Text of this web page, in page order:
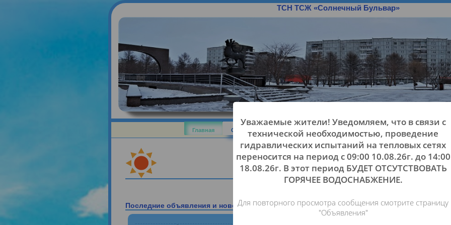
ТСН ТСЖ «Солнечный Бульвар»
Главная Объявления Новости Должники Обращения
Главная
Последние объявления и новости /Все объявления >> /Все новости >>
Уважаемые жители! Уведомляем, что в
технической необходимостью,
гидравлических испытаний на тепловых
переносится на период с 09:00 10.08.26г. до
18.08.26г. В этот период БУДЕТ
Для повторного просмотра сообщения смотрите